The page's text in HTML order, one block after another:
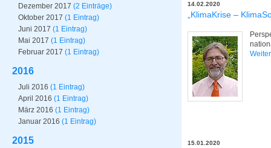
Dezember 2017 (2 Einträge)
Oktober 2017 (1 Eintrag)
Juni 2017 (1 Eintrag)
Mai 2017 (1 Eintrag)
Februar 2017 (1 Eintrag)
2016
Juli 2016 (1 Eintrag)
April 2016 (1 Eintrag)
März 2016 (1 Eintrag)
Januar 2016 (1 Eintrag)
2015
14.02.2020
„KlimaKrise –
15.01.2020